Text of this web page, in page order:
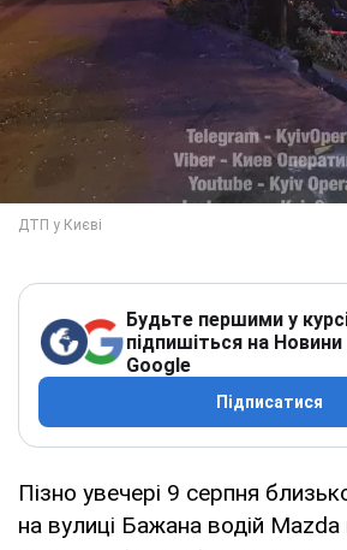
Будьте першими у
підпишіться на Новини
Google
Підписатися
Пізно увечері 9 серпня
на вулиці Бажана водій Mazda